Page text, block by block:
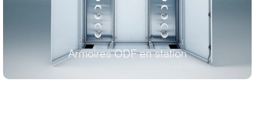
Armoires ODF en station